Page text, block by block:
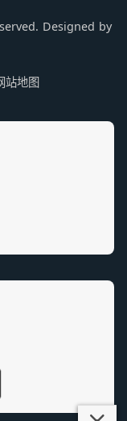
Designed by
站地图